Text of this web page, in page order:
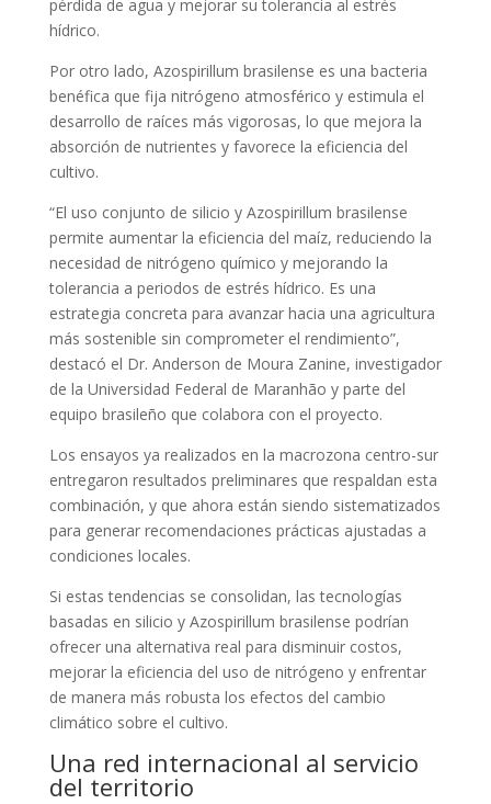
pérdida de agua y mejorar su tolerancia al estrés
hídrico.
Por otro lado, Azospirillum brasilense es una bacteria
benéfica que fija nitrógeno atmosférico y estimula el
desarrollo de raíces más vigorosas, lo que mejora la
absorción de nutrientes y favorece la eficiencia del
cultivo.
“El uso conjunto de silicio y Azospirillum brasilense
permite aumentar la eficiencia del maíz, reduciendo la
necesidad de nitrógeno químico y mejorando la
tolerancia a periodos de estrés hídrico. Es una
estrategia concreta para avanzar hacia una agricultura
más sostenible sin comprometer el rendimiento”,
destacó el Dr. Anderson de Moura Zanine, investigador
de la Universidad Federal de Maranhão y parte del
equipo brasileño que colabora con el proyecto.
Los ensayos ya realizados en la macrozona centro-sur
entregaron resultados preliminares que respaldan esta
combinación, y que ahora están siendo sistematizados
para generar recomendaciones prácticas ajustadas a
condiciones locales.
Si estas tendencias se consolidan, las tecnologías
basadas en silicio y Azospirillum brasilense podrían
ofrecer una alternativa real para disminuir costos,
mejorar la eficiencia del uso de nitrógeno y enfrentar
de manera más robusta los efectos del cambio
climático sobre el cultivo.
Una red internacional al servicio
del territorio